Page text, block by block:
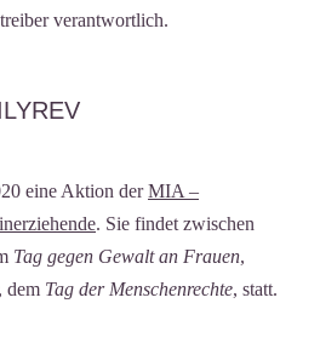
verantwortlich.
eine Aktion derMIA –
. Sie findet zwischen
Tag gegen Gewalt an Frauen,
dem Tag der Menschenrechte, statt.